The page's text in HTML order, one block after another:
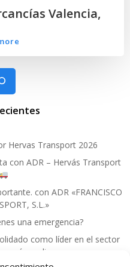
Valencia,
Hervas Transport 2026
con ADR – Hervás Transport
con ADR «FRANCISCO
S.L.»
una emergencia?
como líder en el sector
peligrosas.